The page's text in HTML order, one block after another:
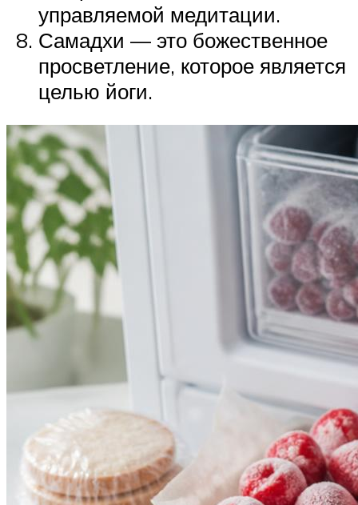
управляемой медитации.
Самадхи — это божественное
просветление, которое является
целью йоги.